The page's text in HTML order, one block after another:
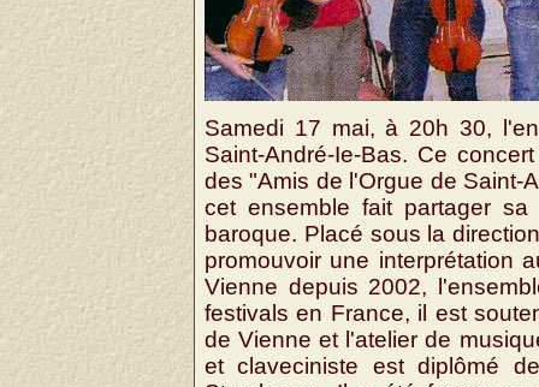
Samedi 17 mai, à 20h 30,
Saint-André-Ie-Bas. Ce
des "Amis de l'Orgue de Saint-
cet ensemble fait partager
baroque. Placé sous la
promouvoir une interprétation
Vienne depuis 2002,
festivals en France, il est
de Vienne et l'atelier de
et claveciniste est diplômé